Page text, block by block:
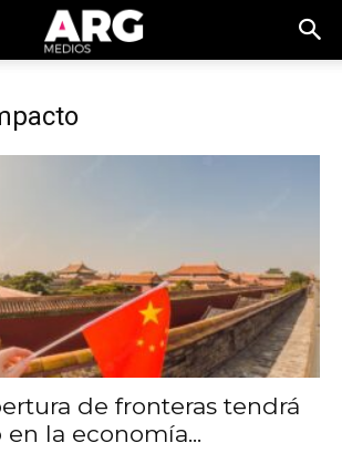
de fronteras tendrá
la economía...